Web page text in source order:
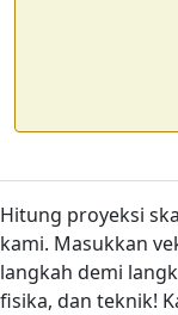
Hitung proyeksi
kami. Masukkan
langkah demi
fisika, dan teknik!